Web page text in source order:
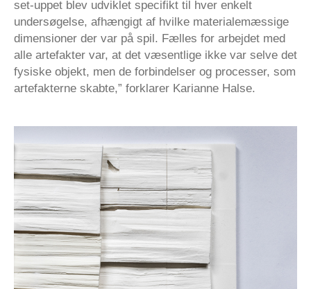
set-uppet blev udviklet specifikt til hver enkelt
undersøgelse, afhængigt af hvilke materialemæssige
dimensioner der var på spil. Fælles for arbejdet med
alle artefakter var, at det væsentlige ikke var selve det
fysiske objekt, men de forbindelser og processer, som
artefakterne skabte,” forklarer Karianne Halse.